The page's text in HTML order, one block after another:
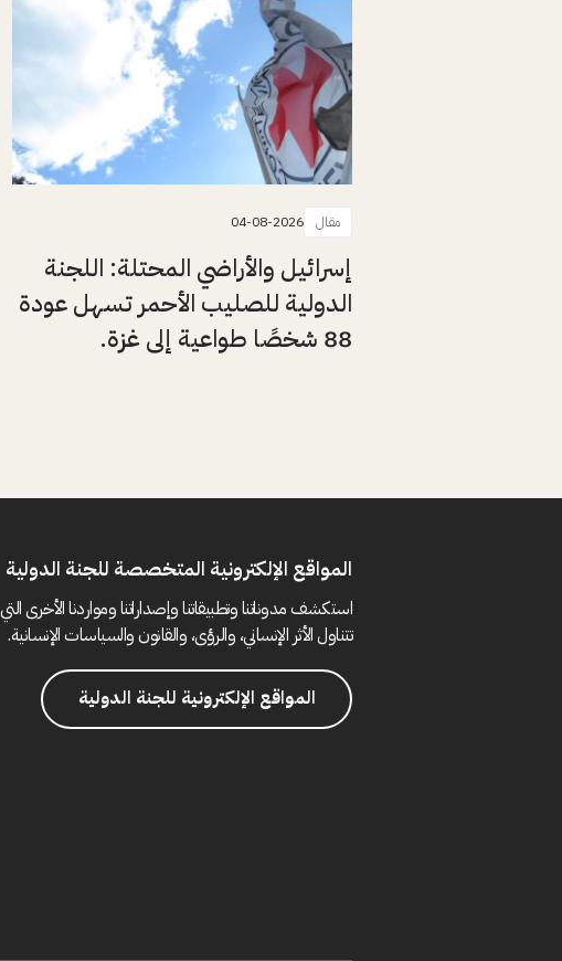
مقال 04-08-2026
إسرائيل والأراضي المحتلة: اللجنة
الدولية للصليب الأحمر تسهل عودة
88 شخصًا طواعية إلى غزة.
المواقع الإلكترونية المتخصصة للجنة الدولية
استكشف مدوناتنا وتطبيقاتنا وإصداراتنا ومواردنا الأخرى التي
تتناول الأثر الإنساني، والرؤى، والقانون والسياسات الإنسانية.
المواقع الإلكترونية للجنة الدولية